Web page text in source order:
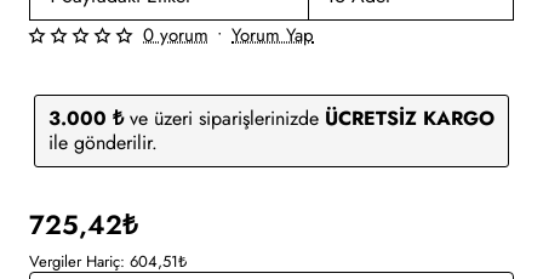
3.000 ₺ve üzeri siparişlerinizde ÜCRETSİZ KARGO
ile gönderilir.
0 yorum • Yorum Yap
725,42₺
Vergiler Hariç: 604,51₺